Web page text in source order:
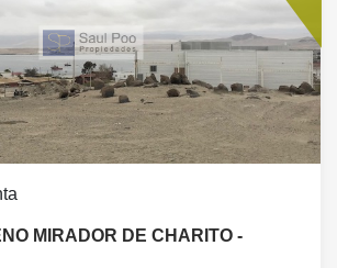
MIRADOR DE CHARITO -